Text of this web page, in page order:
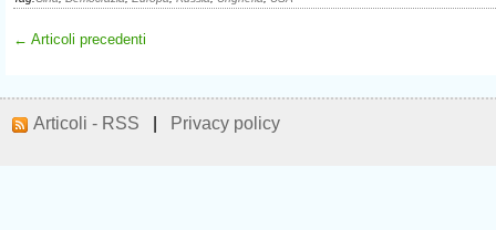
← Articoli precedenti
Articoli - RSS Privacy policy